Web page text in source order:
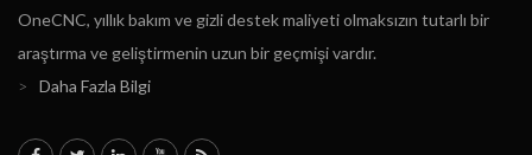
OneCNC, yıllık bakım ve gizli destek maliyeti olmaksızın tutarlı bir
araştırma ve geliştirmenin uzun bir geçmişi vardır.
>
Daha Fazla Bilgi